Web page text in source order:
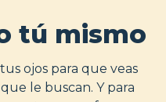
tú mismo
ojos para que veas
le buscan. Y para